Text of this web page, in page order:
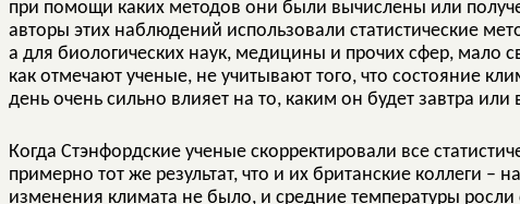
при помощи каких методов они были вычислены или
авторы этих наблюдений использовали статистические
а для биологических наук, медицины и прочих сфер, мало
как отмечают ученые, не учитывают того, что состояние
день очень сильно влияет на то, каким он будет завтра
Когда Стэнфордские ученые скорректировали все
примерно тот же результат, что и их британские коллеги –
изменения климата не было, и средние температуры росли